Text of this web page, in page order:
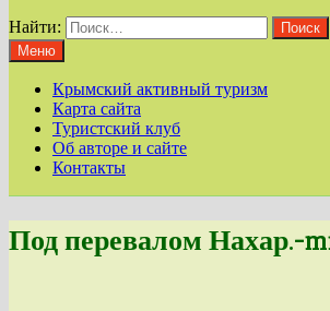
Найти:
Меню
Крымский активный туризм
Карта сайта
Туристский клуб
Об авторе и сайте
Контакты
Под перевалом Нахар.-